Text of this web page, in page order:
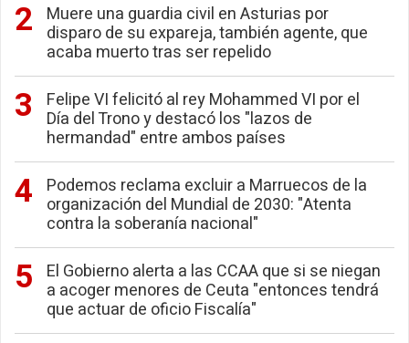
Muere una guardia civil en Asturias por
disparo de su expareja, también agente, que
acaba muerto tras ser repelido
Felipe VI felicitó al rey Mohammed VI por el
Día del Trono y destacó los "lazos de
hermandad" entre ambos países
Podemos reclama excluir a Marruecos de la
organización del Mundial de 2030: "Atenta
contra la soberanía nacional"
El Gobierno alerta a las CCAA que si se niegan
a acoger menores de Ceuta "entonces tendrá
que actuar de oficio Fiscalía"